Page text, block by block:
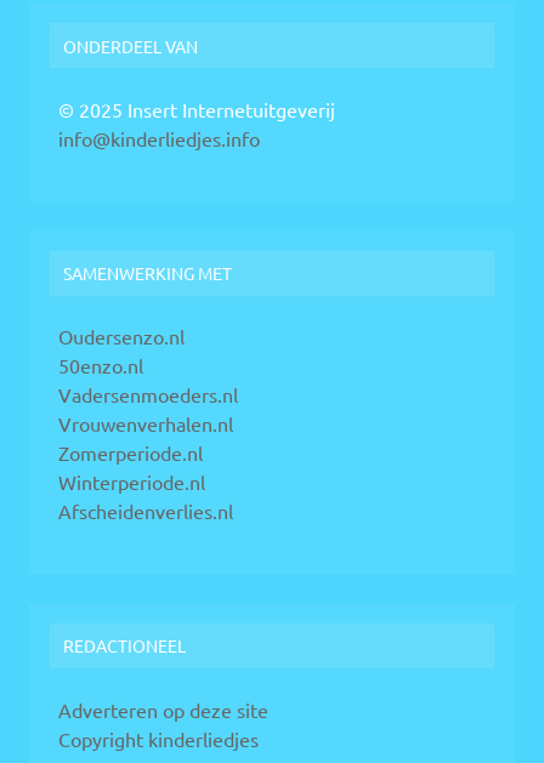
ONDERDEEL VAN
© 2025 Insert Internetuitgeverij
info@kinderliedjes.info
SAMENWERKING MET
Oudersenzo.nl
50enzo.nl
Vadersenmoeders.nl
Vrouwenverhalen.nl
Zomerperiode.nl
Winterperiode.nl
Afscheidenverlies.nl
REDACTIONEEL
Adverteren op deze site
Copyright kinderliedjes